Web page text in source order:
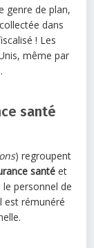
genre de plan,
dans
! Les
même par
santé
) regroupent
santé et
personnel de
est rémunéré